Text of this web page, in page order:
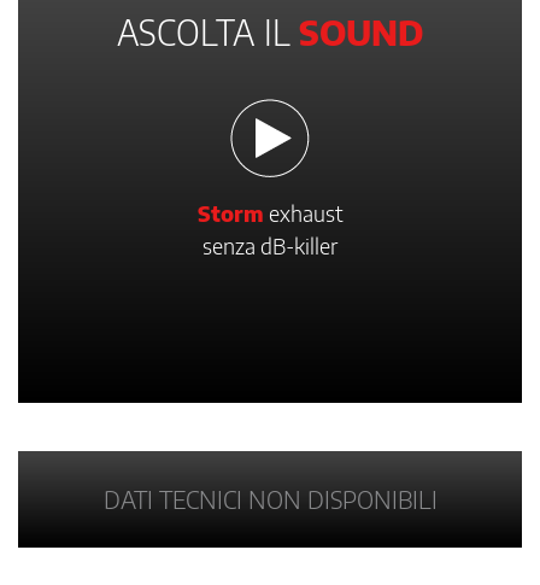
ASCOLTA IL SOUND
Storm exhaust
senza dB-killer
DATI TECNICI NON DISPONIBILI